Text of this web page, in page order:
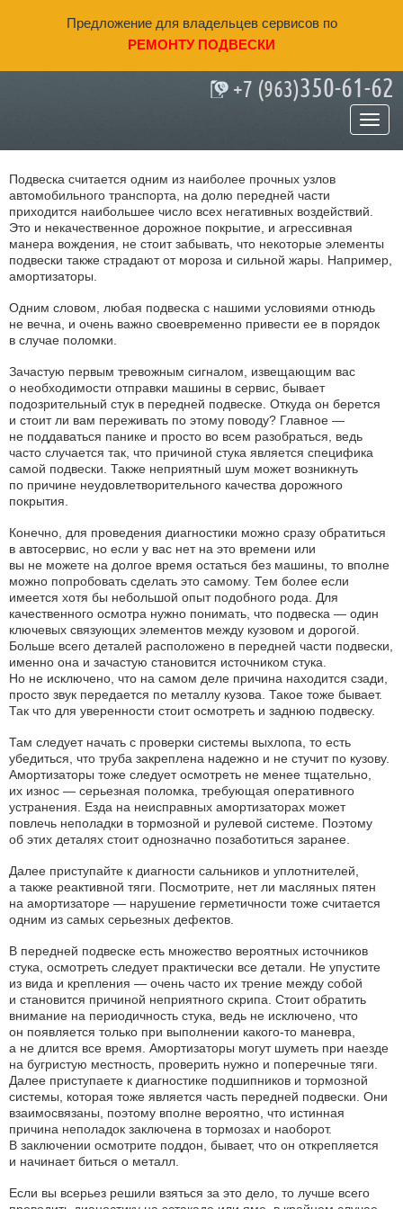
Предложение для владельцев сервисов по
РЕМОНТУ ПОДВЕСКИ
+7 (963)350-61-62
Подвеска считается одним из наиболее прочных узлов
автомобильного транспорта, на долю передней части
приходится наибольшее число всех негативных воздействий.
Это и некачественное дорожное покрытие, и агрессивная
манера вождения, не стоит забывать, что некоторые элементы
подвески также страдают от мороза и сильной жары. Например,
амортизаторы.
Одним словом, любая подвеска с нашими условиями отнюдь
не вечна, и очень важно своевременно привести ее в порядок
в случае поломки.
Зачастую первым тревожным сигналом, извещающим вас
о необходимости отправки машины в сервис, бывает
подозрительный стук в передней подвеске. Откуда он берется
и стоит ли вам переживать по этому поводу? Главное —
не поддаваться панике и просто во всем разобраться, ведь
часто случается так, что причиной стука является специфика
самой подвески. Также неприятный шум может возникнуть
по причине неудовлетворительного качества дорожного
покрытия.
Конечно, для проведения диагностики можно сразу обратиться
в автосервис, но если у вас нет на это времени или
вы не можете на долгое время остаться без машины, то вполне
можно попробовать сделать это самому. Тем более если
имеется хотя бы небольшой опыт подобного рода. Для
качественного осмотра нужно понимать, что подвеска — один
ключевых связующих элементов между кузовом и дорогой.
Больше всего деталей расположено в передней части подвески,
именно она и зачастую становится источником стука.
Но не исключено, что на самом деле причина находится сзади,
просто звук передается по металлу кузова. Такое тоже бывает.
Так что для уверенности стоит осмотреть и заднюю подвеску.
Там следует начать с проверки системы выхлопа, то есть
убедиться, что труба закреплена надежно и не стучит по кузову.
Амортизаторы тоже следует осмотреть не менее тщательно,
их износ — серьезная поломка, требующая оперативного
устранения. Езда на неисправных амортизаторах может
повлечь неполадки в тормозной и рулевой системе. Поэтому
об этих деталях стоит однозначно позаботиться заранее.
Далее приступайте к диагности сальников и уплотнителей,
а также реактивной тяги. Посмотрите, нет ли масляных пятен
на амортизаторе — нарушение герметичности тоже считается
одним из самых серьезных дефектов.
В передней подвеске есть множество вероятных источников
стука, осмотреть следует практически все детали. Не упустите
из вида и крепления — очень часто их трение между собой
и становится причиной неприятного скрипа. Стоит обратить
внимание на периодичность стука, ведь не исключено, что
он появляется только при выполнении какого-то маневра,
а не длится все время. Амортизаторы могут шуметь при наезде
на бугристую местность, проверить нужно и поперечные тяги.
Далее приступаете к диагностике подшипников и тормозной
системы, которая тоже является часть передней подвески. Они
взаимосвязаны, поэтому вполне вероятно, что истинная
причина неполадок заключена в тормозах и наоборот.
В заключении осмотрите поддон, бывает, что он открепляется
и начинает биться о металл.
Если вы всерьез решили взяться за это дело, то лучше всего